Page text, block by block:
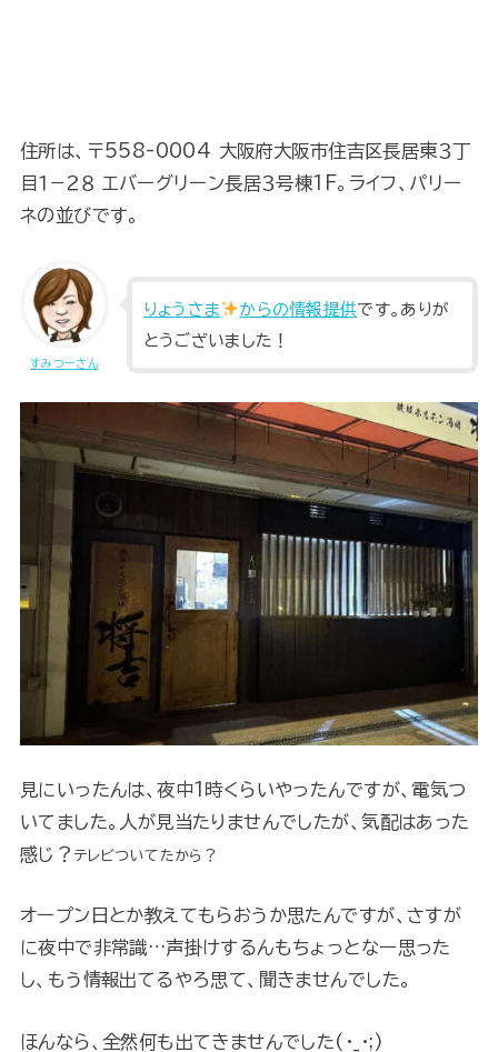
住所は、〒558-0004 大阪府大阪市住吉区長居東３丁
目１−２８ エバーグリーン長居３号棟1F。ライフ、パリー
ネの並びです。
すみつーさん
りょうさま からの情報提供です。ありが
とうございました！
見にいったんは、夜中1時くらいやったんですが、電気つ
いてました。人が見当たりませんでしたが、気配はあった
感じ？ テレビついてたから？
オープン日とか教えてもらおうか思たんですが、さすが
に夜中で非常識…声掛けするんもちょっとなー思った
し、もう情報出てるやろ思て、聞きませんでした。
ほんなら、全然何も出てきませんでした(・_・;)